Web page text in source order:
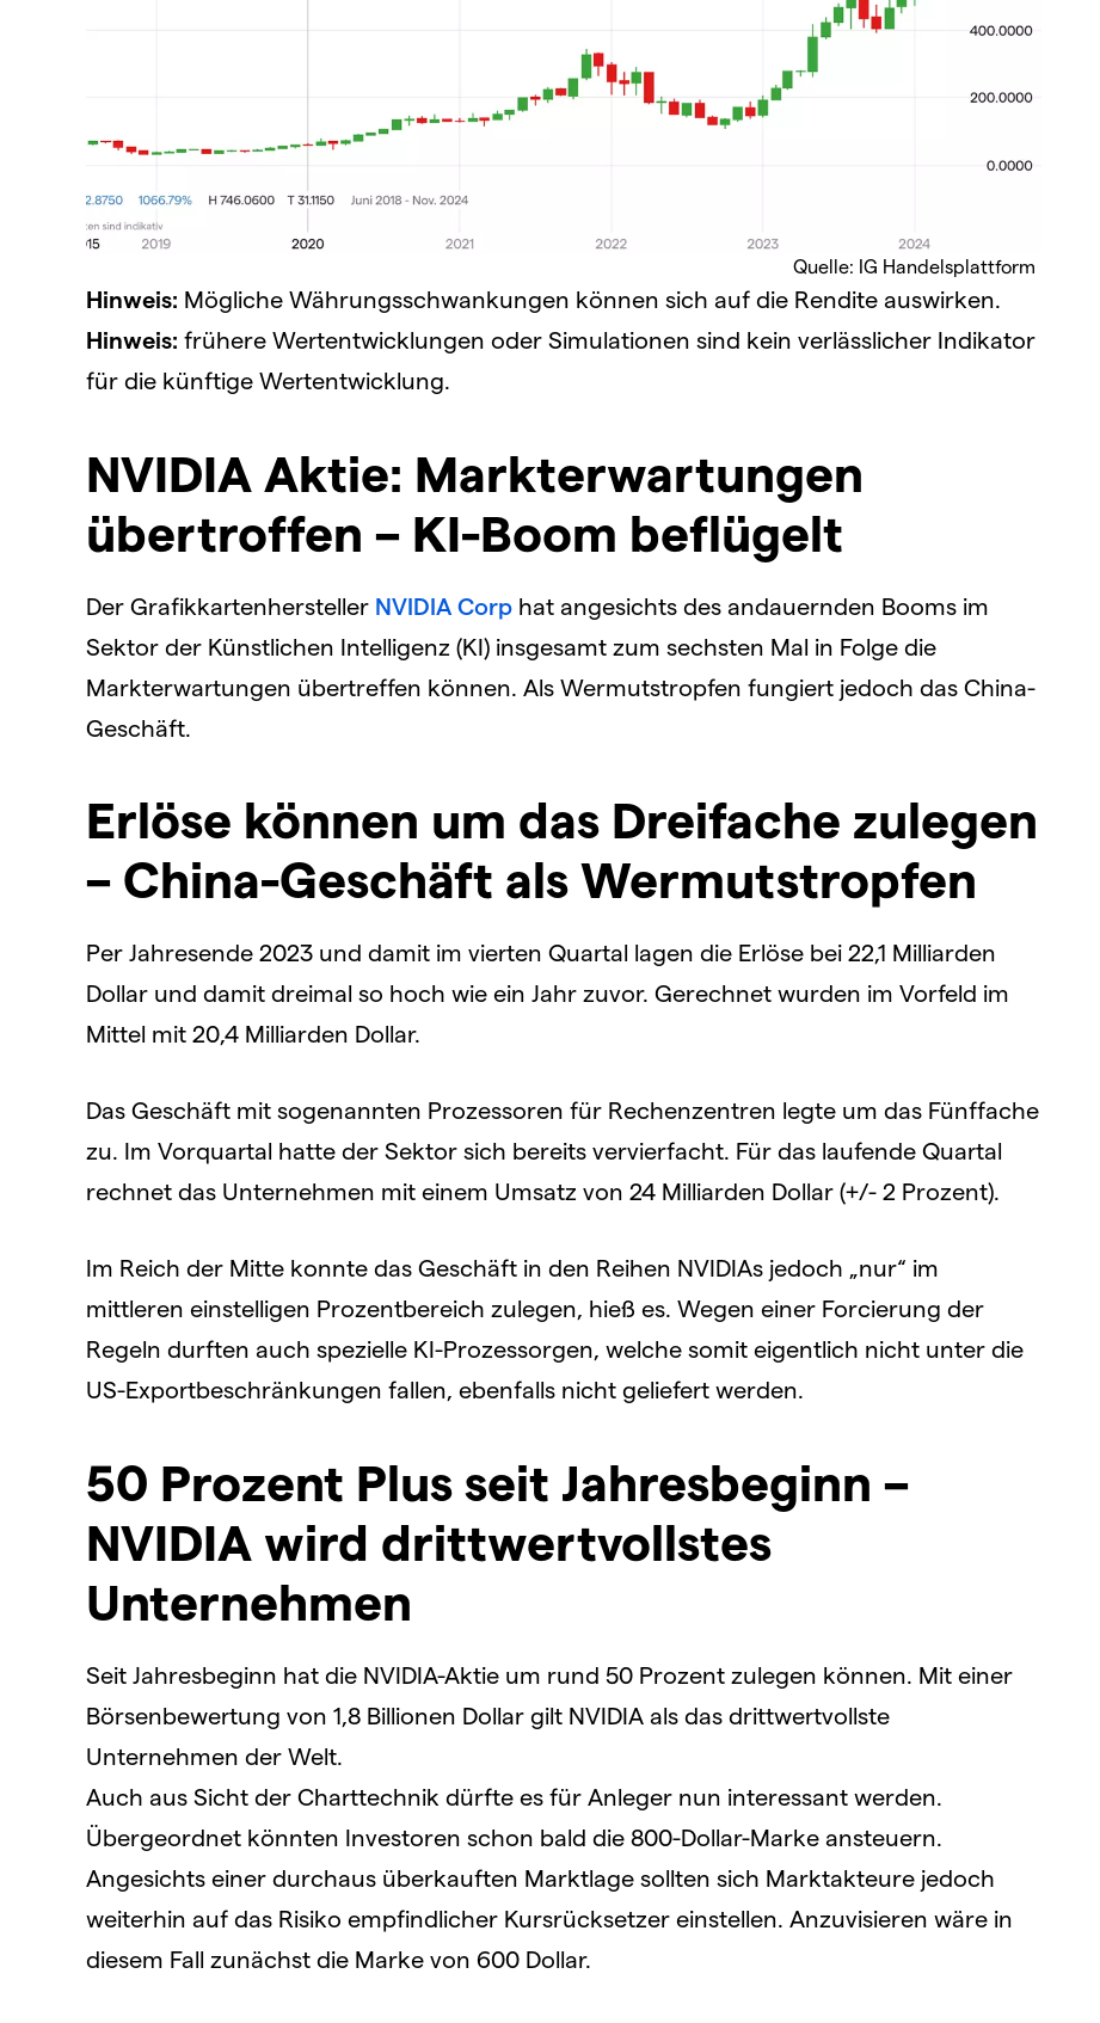
Quelle: IG Handelsplattform
Hinweis: Mögliche Währungsschwankungen können sich auf die Rendite auswirken.
Hinweis: frühere Wertentwicklungen oder Simulationen sind kein verlässlicher Indikator
für die künftige Wertentwicklung.
NVIDIA Aktie: Markterwartungen
übertroffen – KI-Boom beflügelt
Der Grafikkartenhersteller NVIDIA Corp hat angesichts des andauernden Booms im
Sektor der Künstlichen Intelligenz (KI) insgesamt zum sechsten Mal in Folge die
Markterwartungen übertreffen können. Als Wermutstropfen fungiert jedoch das China-
Geschäft.
Erlöse können um das Dreifache zulegen
– China-Geschäft als Wermutstropfen
Per Jahresende 2023 und damit im vierten Quartal lagen die Erlöse bei 22,1 Milliarden
Dollar und damit dreimal so hoch wie ein Jahr zuvor. Gerechnet wurden im Vorfeld im
Mittel mit 20,4 Milliarden Dollar.
Das Geschäft mit sogenannten Prozessoren für Rechenzentren legte um das Fünffache
zu. Im Vorquartal hatte der Sektor sich bereits vervierfacht. Für das laufende Quartal
rechnet das Unternehmen mit einem Umsatz von 24 Milliarden Dollar (+/- 2 Prozent).
Im Reich der Mitte konnte das Geschäft in den Reihen NVIDIAs jedoch „nur“ im
mittleren einstelligen Prozentbereich zulegen, hieß es. Wegen einer Forcierung der
Regeln durften auch spezielle KI-Prozessorgen, welche somit eigentlich nicht unter die
US-Exportbeschränkungen fallen, ebenfalls nicht geliefert werden.
50 Prozent Plus seit Jahresbeginn –
NVIDIA wird drittwertvollstes
Unternehmen
Seit Jahresbeginn hat die NVIDIA-Aktie um rund 50 Prozent zulegen können. Mit einer
Börsenbewertung von 1,8 Billionen Dollar gilt NVIDIA als das drittwertvollste
Unternehmen der Welt.
Auch aus Sicht der Charttechnik dürfte es für Anleger nun interessant werden.
Übergeordnet könnten Investoren schon bald die 800-Dollar-Marke ansteuern.
Angesichts einer durchaus überkauften Marktlage sollten sich Marktakteure jedoch
weiterhin auf das Risiko empfindlicher Kursrücksetzer einstellen. Anzuvisieren wäre in
diesem Fall zunächst die Marke von 600 Dollar.